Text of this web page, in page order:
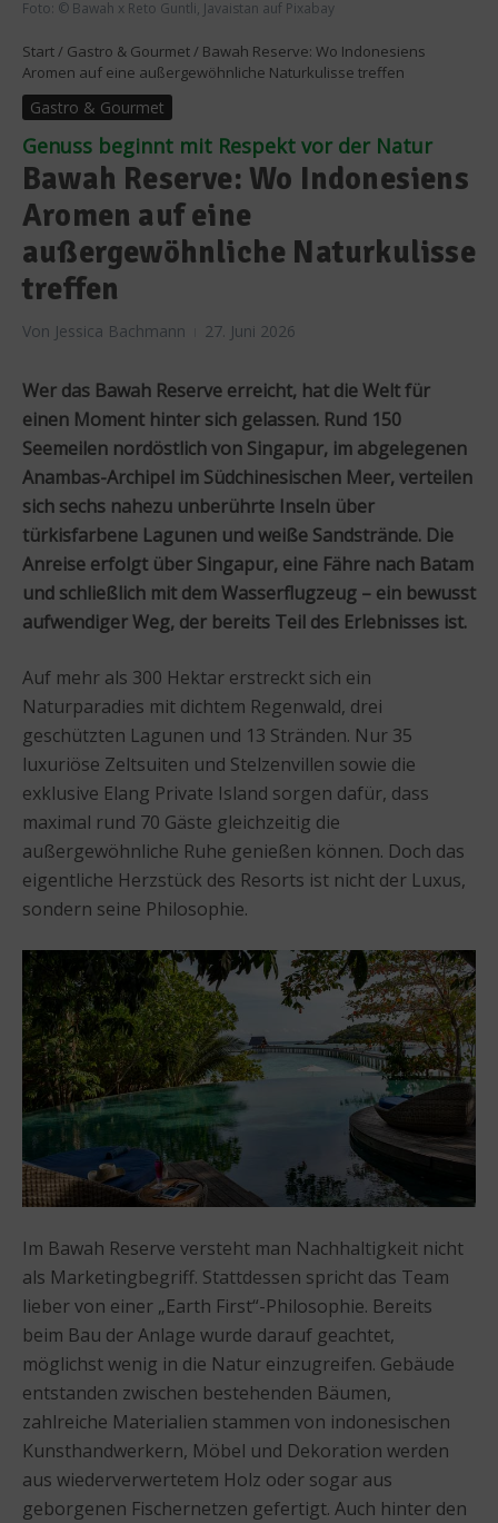
Foto: © Bawah x Reto Guntli, Javaistan auf Pixabay
Start / Gastro & Gourmet / Bawah Reserve: Wo Indonesiens
Aromen auf eine außergewöhnliche Naturkulisse treffen
Gastro & Gourmet
Genuss beginnt mit Respekt vor der Natur
Bawah Reserve: Wo Indonesiens
Aromen auf eine
außergewöhnliche Naturkulisse
treffen
Von Jessica Bachmann 27. Juni 2026
Wer das Bawah Reserve erreicht, hat die Welt für
einen Moment hinter sich gelassen. Rund 150
Seemeilen nordöstlich von Singapur, im abgelegenen
Anambas-Archipel im Südchinesischen Meer, verteilen
sich sechs nahezu unberührte Inseln über
türkisfarbene Lagunen und weiße Sandstrände. Die
Anreise erfolgt über Singapur, eine Fähre nach Batam
und schließlich mit dem Wasserflugzeug – ein bewusst
aufwendiger Weg, der bereits Teil des Erlebnisses ist.
Auf mehr als 300 Hektar erstreckt sich ein
Naturparadies mit dichtem Regenwald, drei
geschützten Lagunen und 13 Stränden. Nur 35
luxuriöse Zeltsuiten und Stelzenvillen sowie die
exklusive Elang Private Island sorgen dafür, dass
maximal rund 70 Gäste gleichzeitig die
außergewöhnliche Ruhe genießen können. Doch das
eigentliche Herzstück des Resorts ist nicht der Luxus,
sondern seine Philosophie.
Im Bawah Reserve versteht man Nachhaltigkeit nicht
als Marketingbegriff. Stattdessen spricht das Team
lieber von einer „Earth First“-Philosophie. Bereits
beim Bau der Anlage wurde darauf geachtet,
möglichst wenig in die Natur einzugreifen. Gebäude
entstanden zwischen bestehenden Bäumen,
zahlreiche Materialien stammen von indonesischen
Kunsthandwerkern, Möbel und Dekoration werden
aus wiederverwertetem Holz oder sogar aus
geborgenen Fischernetzen gefertigt. Auch hinter den